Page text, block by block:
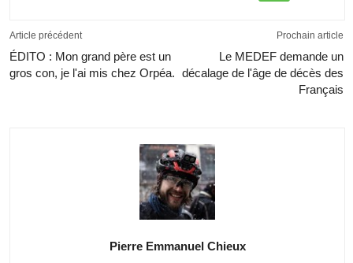
Article précédent
ÉDITO : Mon grand père est un
gros con, je l'ai mis chez Orpéa.
Prochain article
Le MEDEF demande un
décalage de l'âge de décès des
Français
Pierre Emmanuel Chieux